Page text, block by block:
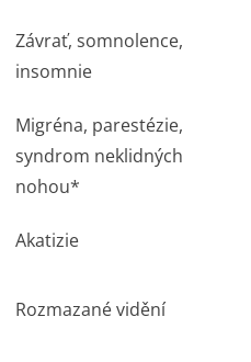
Závrať, somnolence,
insomnie
Migréna, parestézie,
syndrom neklidných
nohou*
Akatizie
Rozmazané vidění